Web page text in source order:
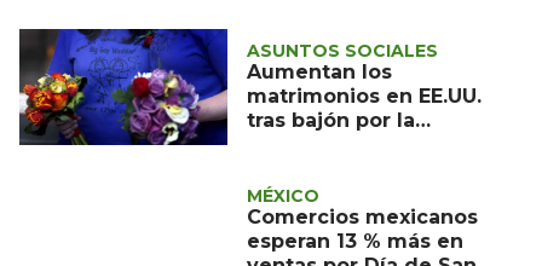
ASUNTOS SOCIALES
Aumentan los
matrimonios en EE.UU.
tras bajón por la
MÉXICO
Comercios mexicanos
esperan 13 % más en